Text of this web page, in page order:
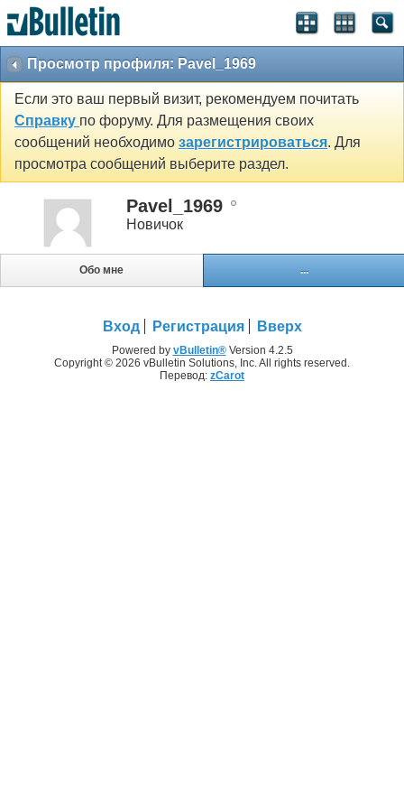
Просмотр профиля: Pavel_1969
Если это ваш первый визит, рекомендуем почитать
Справку по форуму. Для размещения своих
сообщений необходимо зарегистрироваться. Для
просмотра сообщений выберите раздел.
Pavel_1969
Новичок
Обо мне ...
Вход Регистрация Вверх
Powered by vBulletin®Version 4.2.5
Copyright © 2026 vBulletin Solutions, Inc. All rights reserved.
Перевод: zCarot